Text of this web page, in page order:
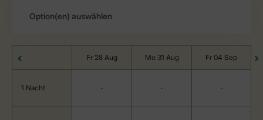
Fr 28 Aug Mo 31 Aug Fr 04 Sep
1 Nacht - - -